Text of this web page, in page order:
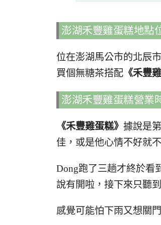
澎湖禾豐雞蛋糕地點
位在澎湖馬公市的北辰
買個無糖茶搭配 《禾豐
澎湖禾豐雞蛋糕營業
《禾豐雞蛋糕》 據說是
佳，或是他心情不好就
Dong跑了三趟才終於看
說有開啦，接下來只聽
感覺可能怕下雨又想關